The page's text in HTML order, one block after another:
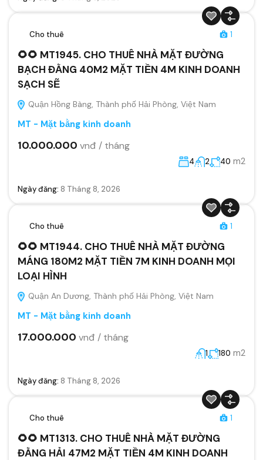
Cho thuê 1
🌻🌻 MT1945. CHO THUÊ NHÀ MẶT ĐƯỜNG
BẠCH ĐẰNG 40M2 MẶT TIỀN 4M KINH DOANH
SẠCH SẼ
Quận Hồng Bàng, Thành phố Hải Phòng, Việt Nam
MT - Mặt bằng kinh doanh
10.000.000 vnđ / tháng
4 2 40 m2
Ngày đăng: 8 Tháng 8, 2026
Cho thuê 1
🌻🌻 MT1944. CHO THUÊ NHÀ MẶT ĐƯỜNG
MÁNG 180M2 MẶT TIỀN 7M KINH DOANH MỌI
LOẠI HÌNH
Quận An Dương, Thành phố Hải Phòng, Việt Nam
MT - Mặt bằng kinh doanh
17.000.000 vnđ / tháng
1 180 m2
Ngày đăng: 8 Tháng 8, 2026
Cho thuê 1
🌻🌻 MT1313. CHO THUÊ NHÀ MẶT ĐƯỜNG
ĐẰNG HẢI 47M2 MẶT TIỀN 4M KINH DOANH